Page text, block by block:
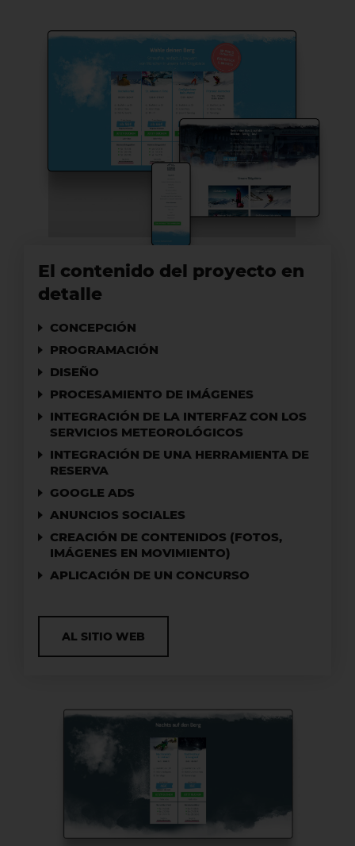
El contenido del proyecto en
detalle
CONCEPCIÓN
PROGRAMACIÓN
DISEÑO
PROCESAMIENTO DE IMÁGENES
INTEGRACIÓN DE LA INTERFAZ CON LOS
SERVICIOS METEOROLÓGICOS
INTEGRACIÓN DE UNA HERRAMIENTA DE
RESERVA
GOOGLE ADS
ANUNCIOS SOCIALES
CREACIÓN DE CONTENIDOS (FOTOS,
IMÁGENES EN MOVIMIENTO)
APLICACIÓN DE UN CONCURSO
AL SITIO WEB